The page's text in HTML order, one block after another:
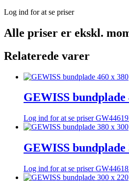
Log ind for at se priser
Alle priser er ekskl.
Relaterede varer
GEWISS bundplade
Log ind for at se priserGW44619
GEWISS bundplade
Log ind for at se priserGW44618